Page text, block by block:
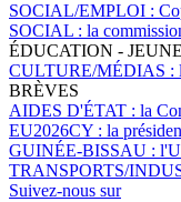
SOCIAL/EMPLOI :
SOCIAL : la
ÉDUCATION -
CULTURE/MÉDIAS :
BRÈVES
AIDES D'ÉTAT : la
EU2026CY : la
GUINÉE-BISSAU :
TRANSPORTS/
Suivez-nous sur